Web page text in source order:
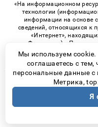
«На информационном
технологии
информации на основе
сведений, относящихся к
«Интернет»,
Федерации)». Правила
технологий в виджетах
© 2026
Возрастная
Политика
Мы используем
соглашаетесь с
персональные данные с
Метрика,
Я